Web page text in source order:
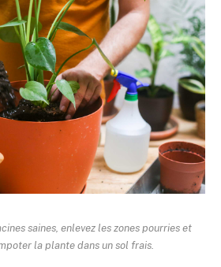
saines, enlevez les zones pourries et
la plante dans un sol frais.